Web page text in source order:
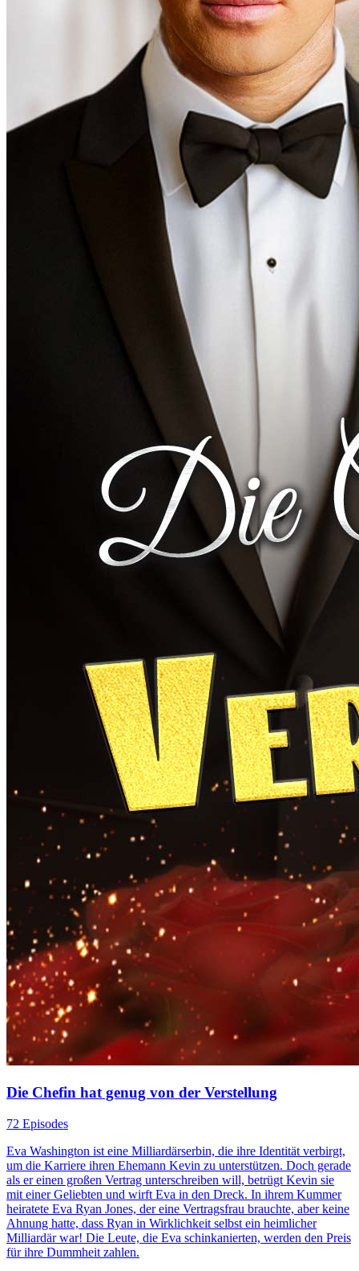
Die Chefin hat genug von der Verstellung
72 Episodes
Eva Washington ist eine Milliardärserbin, die ihre Identität verbirgt,
um die Karriere ihren Ehemann Kevin zu unterstützen. Doch gerade
als er einen großen Vertrag unterschreiben will, betrügt Kevin sie
mit einer Geliebten und wirft Eva in den Dreck. In ihrem Kummer
heiratete Eva Ryan Jones, der eine Vertragsfrau brauchte, aber keine
Ahnung hatte, dass Ryan in Wirklichkeit selbst ein heimlicher
Milliardär war! Die Leute, die Eva schinkanierten, werden den Preis
für ihre Dummheit zahlen.